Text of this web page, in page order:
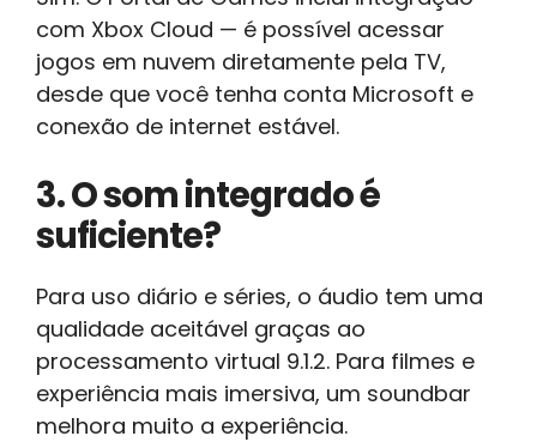
com Xbox Cloud — é possível acessar
jogos em nuvem diretamente pela TV,
desde que você tenha conta Microsoft e
conexão de internet estável.
3. O som integrado é
suficiente?
Para uso diário e séries, o áudio tem uma
qualidade aceitável graças ao
processamento virtual 9.1.2. Para filmes e
experiência mais imersiva, um soundbar
melhora muito a experiência.